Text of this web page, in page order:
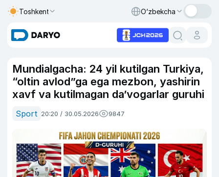
Toshkent O‘zbekcha
Mundialgacha: 24 yil kutilgan Turkiya,
“oltin avlod”ga ega mezbon, yashirin
xavf va kutilmagan da’vogarlar guruhi
Sport 20:20 / 30.05.2026 9847